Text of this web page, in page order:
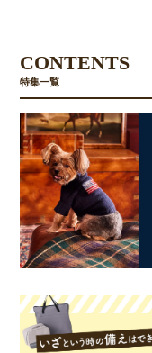
CONTENTS
特集一覧